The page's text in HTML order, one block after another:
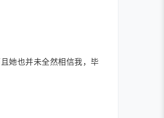
她也并未全然相信我，毕